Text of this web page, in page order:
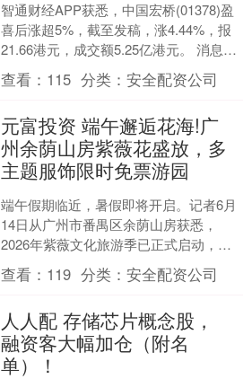
智通财经APP获悉，中国宏桥(01378)盈
喜后涨超5%，截至发稿，涨4.44%，报
21.66港元，成交额5.25亿港元。 消息面
上，中国宏桥发布公告称，预计2....
查看： 115 分类：安全配资公司
元富投资 端午邂逅花海!广
州余荫山房紫薇花盛放，多
主题服饰限时免票游园
端午假期临近，暑假即将开启。记者6月
14日从广州市番禺区余荫山房获悉，
2026年紫薇文化旅游季已正式启动，即
日起至8月31日，市民和游客可入园观赏
盛夏紫薇花海，....
查看： 119 分类：安全配资公司
人人配 存储芯片概念股，
融资客大幅加仓（附名
单）！